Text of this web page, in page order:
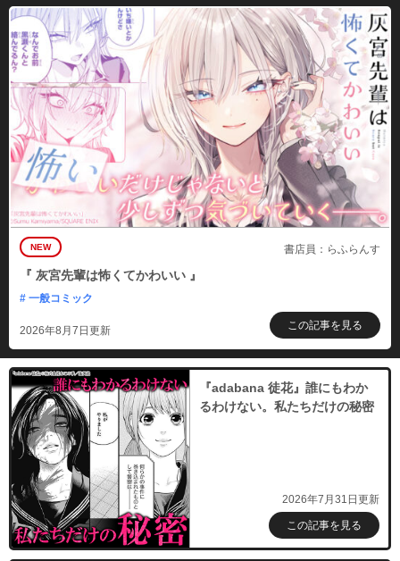
NEW 書店員：らふらんす
『 灰宮先輩は怖くてかわいい 』
# 一般コミック
2026年8月7日更新 この記事を見る
『adabana 徒花』誰にもわか
るわけない。私たちだけの秘密
2026年7月31日更新
この記事を見る